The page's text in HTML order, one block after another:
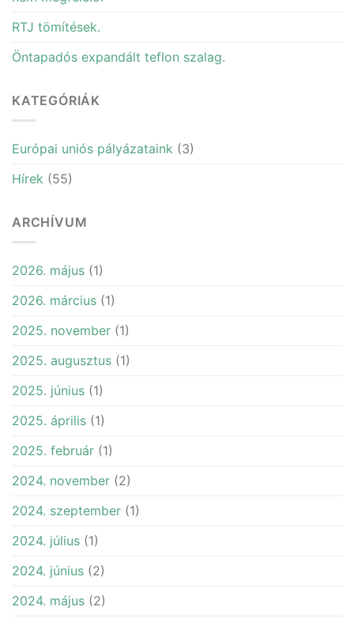
RTJ tömítések.
Öntapadós expandált teflon szalag.
KATEGÓRIÁK
Európai uniós pályázataink (3)
Hírek (55)
ARCHÍVUM
2026. május (1)
2026. március (1)
2025. november (1)
2025. augusztus (1)
2025. június (1)
2025. április (1)
2025. február (1)
2024. november (2)
2024. szeptember (1)
2024. július (1)
2024. június (2)
2024. május (2)